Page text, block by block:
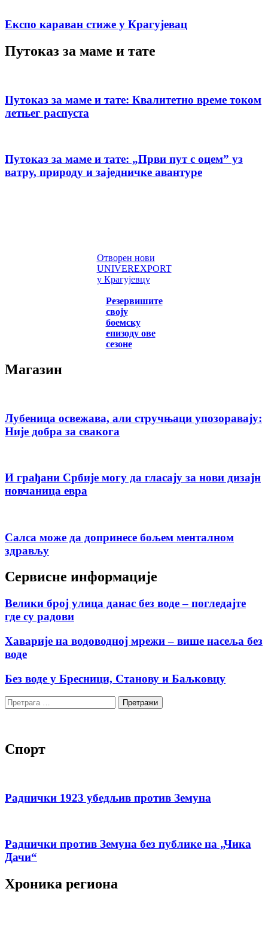
Експо караван стиже у Крагујевац
Путоказ за маме и тате
Путоказ за маме и тате: Квалитетно време током
летњег распуста
Путоказ за маме и тате: „Први пут с оцемˮ уз
ватру, природу и заједничке авантуре
Отворен нови
UNIVEREXPORT
у Крагујевцу
Резервишите
своју
боемску
епизоду ове
сезоне
Магазин
Лубеница освежава, али стручњаци упозоравају:
Није добра за свакога
И грађани Србије могу да гласају за нови дизајн
новчаница евра
Салса може да допринесе бољем менталном
здрављу
Сервисне информације
Велики број улица данас без воде – погледајте
где су радови
Хаварије на водоводној мрежи – више насеља без
воде
Без воде у Бресници, Станову и Баљковцу
Претрага
за:
Спорт
Раднички 1923 убедљив против Земуна
Раднички против Земуна без публике на „Чика
Дачи“
Хроника региона